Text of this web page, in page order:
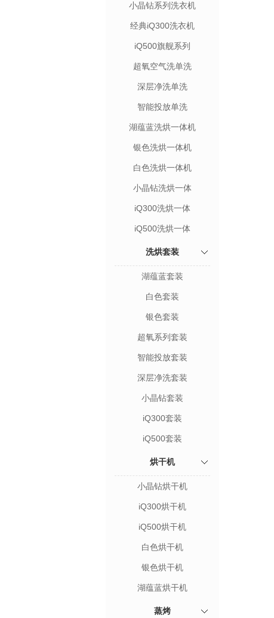
小晶钻系列洗衣机
经典iQ300洗衣机
iQ500旗舰系列
超氧空气洗单洗
深层净洗单洗
智能投放单洗
湖蕴蓝洗烘一体机
银色洗烘一体机
白色洗烘一体机
小晶钻洗烘一体
iQ300洗烘一体
iQ500洗烘一体
洗烘套装
湖蕴蓝套装
白色套装
银色套装
超氧系列套装
智能投放套装
深层净洗套装
小晶钻套装
iQ300套装
iQ500套装
烘干机
小晶钻烘干机
iQ300烘干机
iQ500烘干机
白色烘干机
银色烘干机
湖蕴蓝烘干机
蒸烤